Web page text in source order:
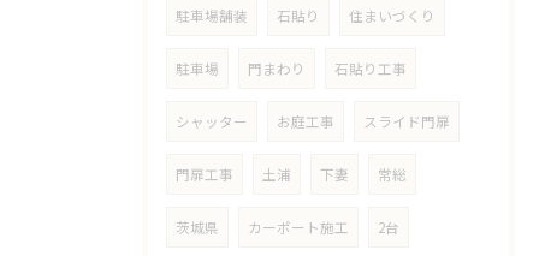
駐車場舗装 石貼り 住まいづくり
駐車場 門まわり 石貼り工事
シャッター お庭工事 スライド門扉
門扉工事 土浦 下妻 常総
茨城県 カーポート施工 2台